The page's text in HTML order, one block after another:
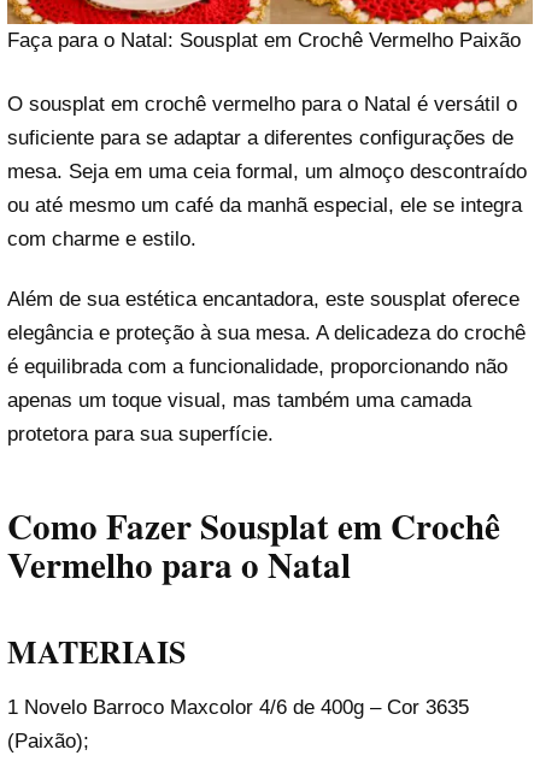
Faça para o Natal: Sousplat em Crochê Vermelho Paixão
O sousplat em crochê vermelho para o Natal é versátil o
suficiente para se adaptar a diferentes configurações de
mesa. Seja em uma ceia formal, um almoço descontraído
ou até mesmo um café da manhã especial, ele se integra
com charme e estilo.
Além de sua estética encantadora, este sousplat oferece
elegância e proteção à sua mesa. A delicadeza do crochê
é equilibrada com a funcionalidade, proporcionando não
apenas um toque visual, mas também uma camada
protetora para sua superfície.
Como Fazer Sousplat em Crochê
Vermelho para o Natal
MATERIAIS
1 Novelo Barroco Maxcolor 4/6 de 400g – Cor 3635
(Paixão);